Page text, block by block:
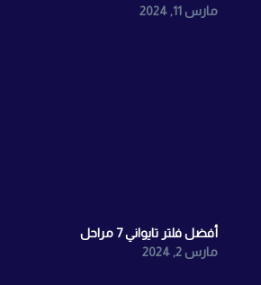
مارس 11, 2024
أفضل فلتر تايواني 7 مراحل
مارس 2, 2024